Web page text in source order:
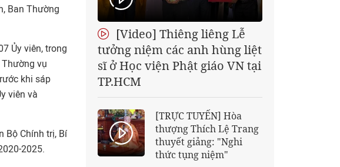
Ban Thường
Ủy viên, trong
Thường vụ
khi sáp
viên và
Bộ Chính trị, Bí
2025.
[Video] Thiêng liêng Lễ
tưởng niệm các anh hùng liệt
sĩ ở Học viện Phật giáo VN tại
TP.HCM
[TRỰC TUYẾN] Hòa
thượng Thích Lệ Trang
thuyết giảng: "Nghi
thức tụng niệm"